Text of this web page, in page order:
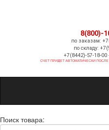
8(800)-
по заказам:
по складу:
+7(8442)-57-18-
СЧЕТ ПРИДЕТ АВТОМАТИЧЕСКИ
Поиск товара: